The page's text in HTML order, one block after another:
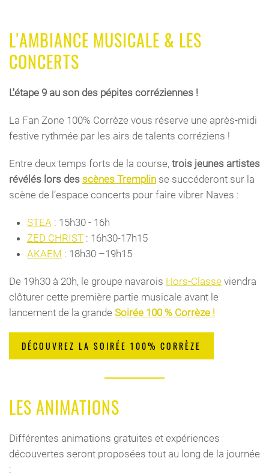
L'AMBIANCE MUSICALE & LES
CONCERTS
L'étape 9 au son des pépites corréziennes !
La Fan Zone 100% Corrèze vous réserve une après-midi
festive rythmée par les airs de talents corréziens !
Entre deux temps forts de la course, trois jeunes artistes
révélés lors des scènes Tremplin se succéderont sur la
scène de l’espace concerts pour faire vibrer Naves :
STEA : 15h30 - 16h
ZED CHRIST : 16h30-17h15
AKAEM : 18h30 –19h15
De 19h30 à 20h, le groupe navarois Hors-Classe viendra
clôturer cette première partie musicale avant le
lancement de la grande Soirée 100 % Corrèze !
DÉCOUVREZ LA SOIRÉE 100% CORRÈZE
LES ANIMATIONS
Différentes animations gratuites et expériences
découvertes seront proposées tout au long de la journée
: